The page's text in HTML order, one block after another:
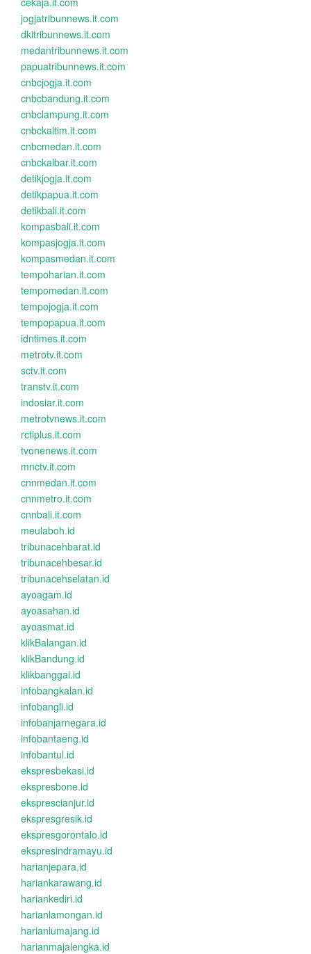
jogjatribunnews.it.com
dkitribunnews.it.com
medantribunnews.it.com
papuatribunnews.it.com
cnbcjogja.it.com
cnbcbandung.it.com
cnbclampung.it.com
cnbckaltim.it.com
cnbcmedan.it.com
cnbckalbar.it.com
detikjogja.it.com
detikpapua.it.com
detikbali.it.com
kompasbali.it.com
kompasjogja.it.com
kompasmedan.it.com
tempoharian.it.com
tempomedan.it.com
tempojogja.it.com
tempopapua.it.com
idntimes.it.com
metrotv.it.com
sctv.it.com
transtv.it.com
indosiar.it.com
metrotvnews.it.com
rctiplus.it.com
tvonenews.it.com
mnctv.it.com
cnnmedan.it.com
cnnmetro.it.com
cnnbali.it.com
meulaboh.id
tribunacehbarat.id
tribunacehbesar.id
tribunacehselatan.id
ayoagam.id
ayoasahan.id
ayoasmat.id
klikBalangan.id
klikBandung.id
klikbanggai.id
infobangkalan.id
infobangli.id
infobanjarnegara.id
infobantaeng.id
infobantul.id
ekspresbekasi.id
ekspresbone.id
eksprescianjur.id
ekspresgresik.id
ekspresgorontalo.id
ekspresindramayu.id
harianjepara.id
hariankarawang.id
hariankediri.id
harianlamongan.id
harianlumajang.id
harianmajalengka.id